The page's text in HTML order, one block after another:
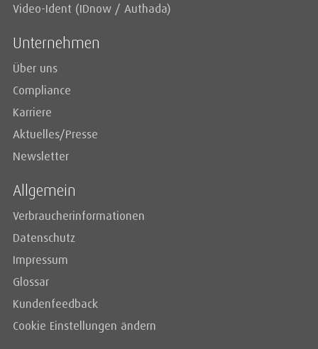
Video-Ident (IDnow / Authada)
Unternehmen
Über uns
Compliance
Karriere
Aktuelles/Presse
Newsletter
Allgemein
Verbraucherinformationen
Datenschutz
Impressum
Glossar
Kundenfeedback
Cookie Einstellungen ändern